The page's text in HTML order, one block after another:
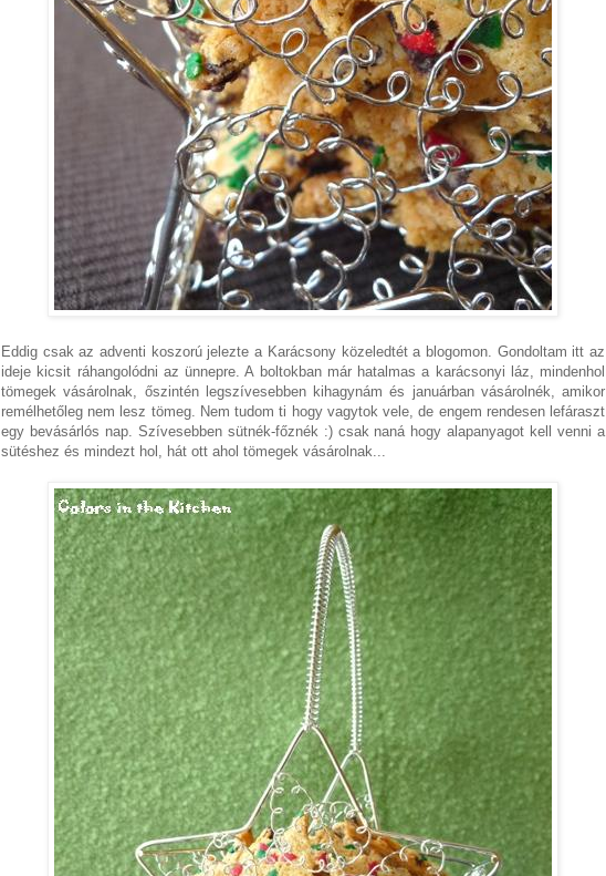
Eddig csak az adventi koszorú jelezte a Karácsony közeledtét a blogomon. Gondoltam itt az
ideje kicsit ráhangolódni az ünnepre. A boltokban már hatalmas a karácsonyi láz, mindenhol
tömegek vásárolnak, őszintén legszívesebben kihagynám és januárban vásárolnék, amikor
remélhetőleg nem lesz tömeg. Nem tudom ti hogy vagytok vele, de engem rendesen lefáraszt
egy bevásárlós nap. Szívesebben sütnék-főznék :) csak naná hogy alapanyagot kell venni a
sütéshez és mindezt hol, hát ott ahol tömegek vásárolnak...